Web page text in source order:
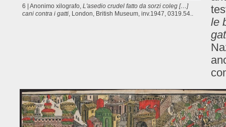
6 | Anonimo xilografo,L'asedio crudel fatto da sorzi coleg […]
cani contra i gatti , London, British Museum, inv.1947, 0319.54..
le